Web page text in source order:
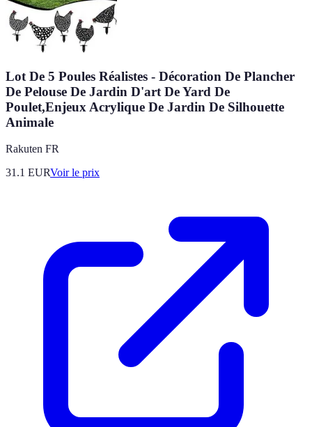
Lot De 5 Poules Réalistes - Décoration De Plancher
De Pelouse De Jardin D'art De Yard De
Poulet,Enjeux Acrylique De Jardin De Silhouette
Animale
Rakuten FR
31.1 EURVoir le prix